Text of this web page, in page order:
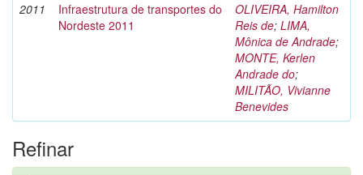
2011
Infraestrutura de transportes do
Nordeste 2011
OLIVEIRA, Hamilton
Reis de; LIMA,
Mônica de Andrade;
MONTE, Kerlen
Andrade do;
MILITÃO, Vivianne
Benevides
Refinar